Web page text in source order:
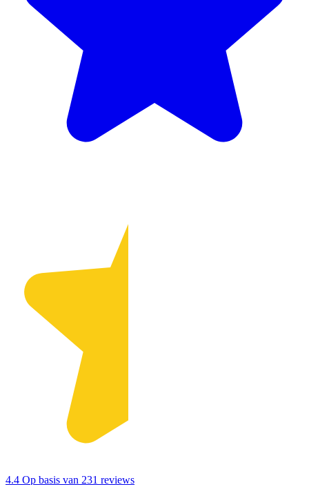
4.4 Op basis van 231 reviews